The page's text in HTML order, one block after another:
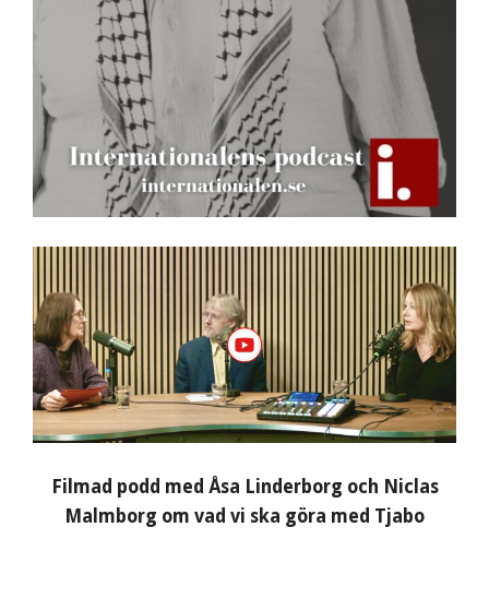
Filmad podd med Åsa Linderborg och Niclas
Malmborg om vad vi ska göra med Tjabo